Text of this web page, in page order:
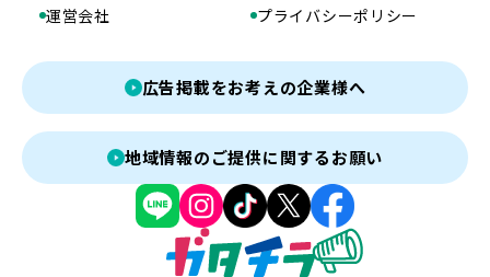
運営会社
プライバシーポリシー
広告掲載をお考えの企業様へ
地域情報のご提供に関するお願い